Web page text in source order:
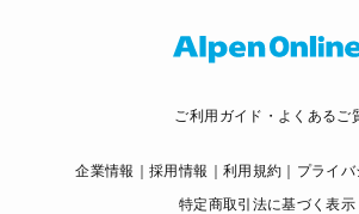
ご利用ガイド・よくあるご
企業情報 採用情報 利用規約
プライ
特定商取引法に基づく表示